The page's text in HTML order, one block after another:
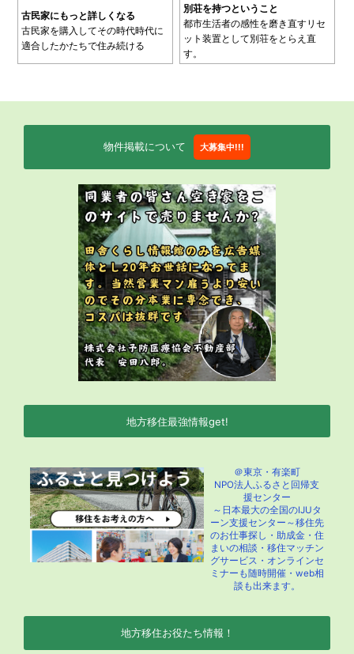
古民家にもっと詳しくなる
古民家を購入してその時代時代に
適合したかたちで住み続ける
別荘を持つということ
都市生活者の感性を磨き直すリセ
ット装置として別荘をとらえ直
す。
物件掲載について 大募集中!!!
地方移住最強情報get!
＠東京・有楽町
NPO法人ふるさと回帰支
援センター
～日本最大の全国のIJUタ
ーン支援センター～移住先
のお仕事探し・助成金・住
まいの相談・移住マッチン
グサービス・オンラインセ
ミナーも随時開催・web相
談も出来ます。
地方移住お役たち情報！